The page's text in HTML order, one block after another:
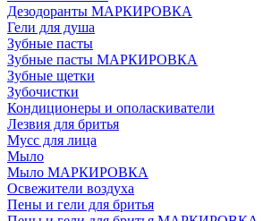
Дезодоранты МАРКИРОВКА
Гели для душа
Зубные пасты
Зубные пасты МАРКИРОВКА
Зубные щетки
Зубочистки
Кондиционеры и ополаскиватели
Лезвия для бритья
Мусс для лица
Мыло
Мыло МАРКИРОВКА
Освежители воздуха
Пены и гели для бритья